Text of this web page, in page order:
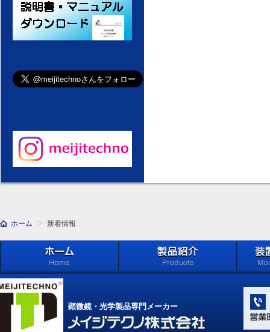
ホーム 新着情報
ホーム
学系」
Light
顕微鏡・光学製品専門メーカー